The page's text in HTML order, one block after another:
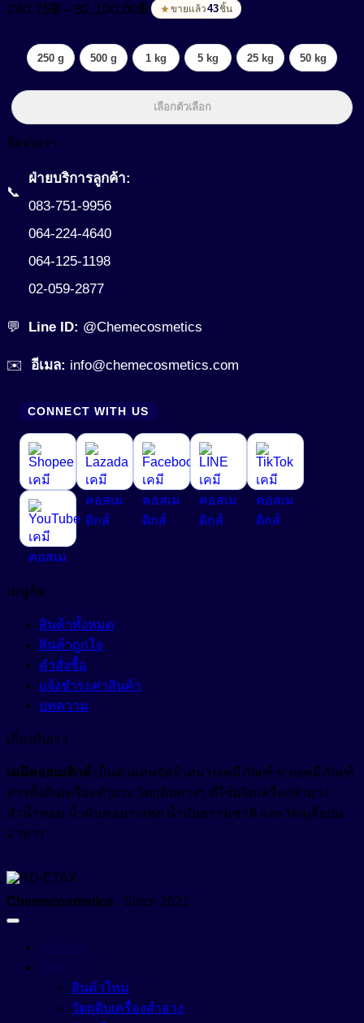
240.75฿ – 32,100.00฿ range:
through
32,100.00฿
ขายแล้ว43ชิ้น
250 g 500 g 1 kg 5 kg 25 kg 50 kg
เลือกตัวเลือก
ติดต่อเรา
📞
ฝ่ายบริการลูกค้า:
083-751-9956
064-224-4640
064-125-1198
02-059-2877
💬 Line ID: @Chemecosmetics
✉️ อีเมล: info@chemecosmetics.com
CONNECT WITH US
เมนูลัด
สินค้าทั้งหมด
สินค้าถูกใจ
คำสั่งซื้อ
แจ้งชำระค่าสินค้า
บทความ
เกี่ยวกับเรา
เคมีคอสเมติกส์ เป็นตัวแทนจัดจำหน่ายเคมีภัณฑ์ ขายเคมีภัณฑ์
สารตั้งต้นเครื่องสำอาง วัตถุดิบต่างๆ ที่ใช้ผลิตเครื่องสำอาง
หัวน้ำหอม น้ำมันหอมระเหย น้ำมันธรรมชาติ และวัตถุเจือปน
อาหาร
Chemecosmetics : Since 2021
สินค้าใหม่
วัตถุดิบเครื่องสำอาง